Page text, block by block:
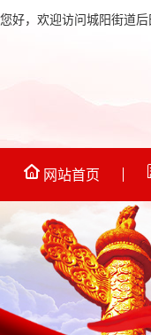
您好，欢迎访问城阳街道后
网站首页